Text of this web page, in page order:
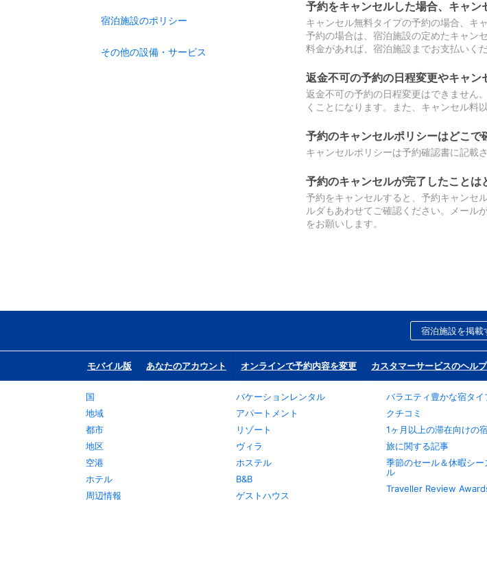
宿泊施設のポリシー
その他の設備・サービス
予約をキャンセルした場合、キャン
キャンセル無料タイプの予約の場合、キ
予約の場合は、宿泊施設の定めたキャン
料金があれば、宿泊施設までお支払いくだ
返金不可の予約の日程変更やキャン
返金不可の予約の日程変更はできません
くことになります。また、キャンセル料
予約のキャンセルポリシーはどこで
キャンセルポリシーは予約確認書に記載さ
予約のキャンセルが完了したことは
予約をキャンセルすると、予約キャンセ
ルダもあわせてご確認ください。メール
をお願いします。
宿泊施設を掲載
モバイル版 あなたのアカウント オンラインで予約内容を変更 カスタマーサービスのヘル
国
地域
都市
地区
空港
ホテル
周辺情報
バケーションレンタル
アパートメント
リゾート
ヴィラ
ホステル
B&B
ゲストハウス
バラエティ豊かな宿タイ
クチコミ
1ヶ月以上の滞在向けの
旅に関する記事
季節のセール＆休暇シー
ル
Traveller Review